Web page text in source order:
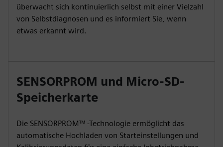
überwacht sich kontinuierlich selbst mit einer Vielzahl
von Selbstdiagnosen und es informiert Sie, wenn
etwas erkannt wird.
SENSORPROM und Micro-SD-
Speicherkarte
Die SENSORPROM™ -Technologie ermöglicht das
automatische Hochladen von Starteinstellungen und